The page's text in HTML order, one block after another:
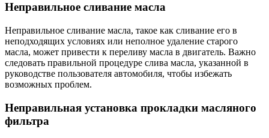
Неправильное сливание масла
Неправильное сливание масла, такое как сливание его в
неподходящих условиях или неполное удаление старого
масла, может привести к переливу масла в двигатель. Важно
следовать правильной процедуре слива масла, указанной в
руководстве пользователя автомобиля, чтобы избежать
возможных проблем.
Неправильная установка прокладки масляного
фильтра